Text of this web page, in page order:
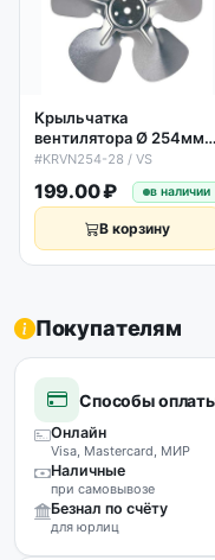
Крыльчатка
вентилятора Ø 254мм
28˚ (металлическая)
(всасывающая) Elco
#KRVN254-28 / VS
199.00 ₽ в наличии
В корзину
Покупателям
Способы
Онлайн
Visa, Mastercard, МИР
Наличные
при самовывозе
Безнал по счёту
для юрлиц